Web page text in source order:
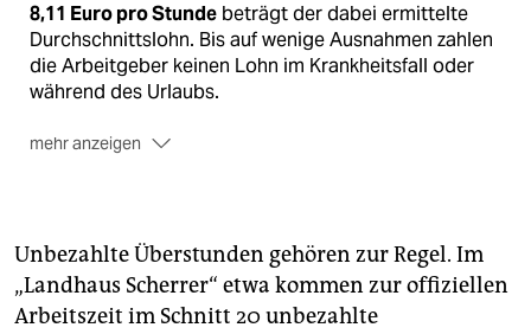
8,11 Euro pro Stunde beträgt der dabei ermittelte
Durchschnittslohn. Bis auf wenige Ausnahmen zahlen
die Arbeitgeber keinen Lohn im Krankheitsfall oder
während des Urlaubs.
mehr anzeigen
Renovierungsarbeiten.
Rassismus und Sexismuswurden in einigen
Betrieben angeführt. Aus dem "Ex-Sparr" hieß es, die
Unbezahlte Überstunden gehören zur Regel. Im
„Landhaus Scherrer“ etwa kommen zur offiziellen
Arbeitszeit im Schnitt 20 unbezahlte